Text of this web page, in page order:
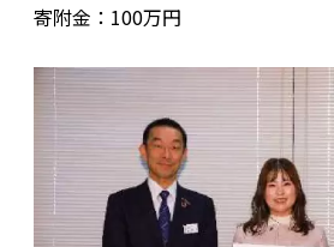
寄附金：100万円